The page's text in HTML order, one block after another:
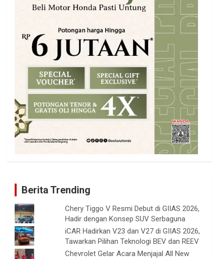
Berita Trending
Chery Tiggo V Resmi Debut di GIIAS 2026,
Hadir dengan Konsep SUV Serbaguna
iCAR Hadirkan V23 dan V27 di GIIAS 2026,
Tawarkan Pilihan Teknologi BEV dan REEV
Chevrolet Gelar Acara Menjajal All New